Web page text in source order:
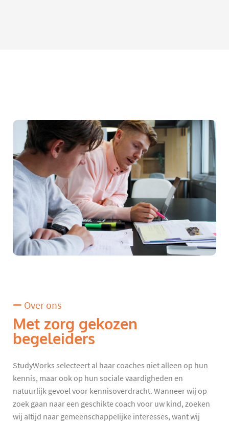
Over ons
Met zorg gekozen
begeleiders
StudyWorks selecteert al haar coaches niet alleen op hun
kennis, maar ook op hun sociale vaardigheden en
natuurlijk gevoel voor kennisoverdracht. Wanneer wij op
zoek gaan naar een geschikte coach voor uw kind, zoeken
wij altijd naar gemeenschappelijke interesses, want wij